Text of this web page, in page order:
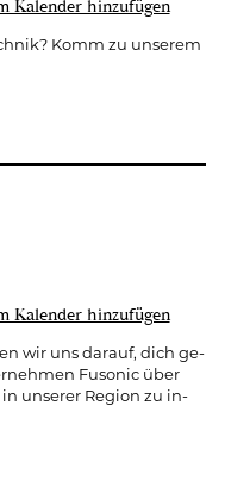
Ka­len­der hin­zu­fü­gen
Komm zu un­se­rem
Ka­len­der hin­zu­fü­gen
wir uns dar­auf, dich ge­
Fu­so­nic über
un­se­rer Re­gi­on zu in­